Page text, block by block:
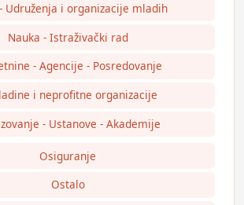
Udruženja i organizacije mladih
Nauka - Istraživački rad
- Agencije - Posredovanje
i neprofitne organizacije
- Ustanove - Akademije
Osiguranje
Ostalo